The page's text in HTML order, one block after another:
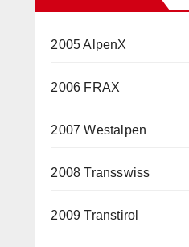
2005 AlpenX
2006 FRAX
2007 Westalpen
2008 Transswiss
2009 Transtirol